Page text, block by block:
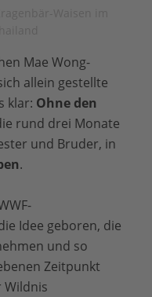
Mae Wong-
allein gestellte
klar: Ohne den
rund drei Monate
und Bruder, in
.
Idee geboren, die
und so
Zeitpunkt
Wildnis